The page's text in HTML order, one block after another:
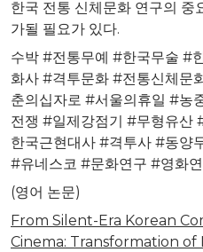
한국 전통 신체문화 연구의 중
가될 필요가 있다.
수박 #전통무예 #한국무술 #
화사 #격투문화 #전통신체문
춘의십자로 #서울의휴일 #농
전쟁 #일제강점기 #무형유산
한국근현대사 #격투사 #동양
#유네스코 #문화연구 #영화
(영어 논문)
From Silent-Era Korean
Cinema: Transformation of